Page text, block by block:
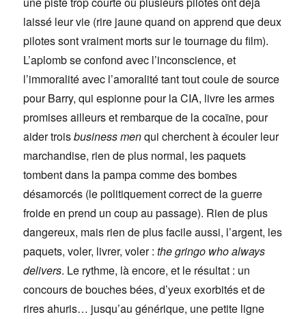
laissé leur vie (rire jaune quand on apprend que deux
pilotes sont vraiment morts sur le tournage du film).
L’aplomb se confond avec l’inconscience, et
l’immoralité avec l’amoralité tant tout coule de source
pour Barry, qui espionne pour la CIA, livre les armes
promises ailleurs et rembarque de la cocaïne, pour
aider troisbusiness menqui cherchent à écouler leur
marchandise, rien de plus normal, les paquets
tombent dans la pampa comme des bombes
désamorcés (le politiquement correct de la guerre
froide en prend un coup au passage). Rien de plus
dangereux, mais rien de plus facile aussi, l’argent, les
paquets, voler, livrer, voler :the gringo who always
delivers. Le rythme, là encore, et le résultat : un
concours de bouches bées, d’yeux exorbités et de
rires ahuris… jusqu’au générique, une petite ligne